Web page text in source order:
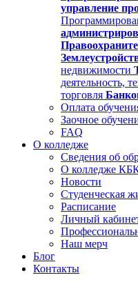
управление
недвижимости
деятельность,
торговля
Оплата
Заочное
FAQ
О колледже
Сведения об
О колледже
Новости
Студенческая
Расписание
Личный
Наш мерч
Блог
Контакты